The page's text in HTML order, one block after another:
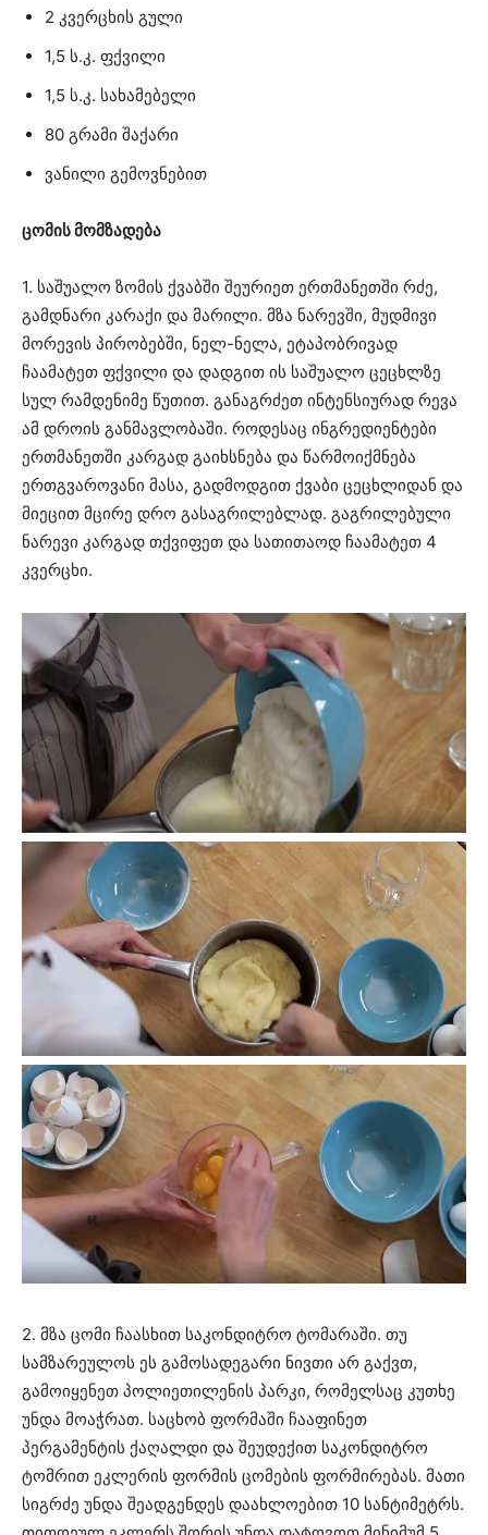
2 კვერცხის გული
1,5 ს.კ. ფქვილი
1,5 ს.კ. სახამებელი
80 გრამი შაქარი
ვანილი გემოვნებით
ცომის მომზადება
1. საშუალო ზომის ქვაბში შეურიეთ ერთმანეთში რძე,
გამდნარი კარაქი და მარილი. მზა ნარევში, მუდმივი
მორევის პირობებში, ნელ-ნელა, ეტაპობრივად
ჩაამატეთ ფქვილი და დადგით ის საშუალო ცეცხლზე
სულ რამდენიმე წუთით. განაგრძეთ ინტენსიურად რევა
ამ დროის განმავლობაში. როდესაც ინგრედიენტები
ერთმანეთში კარგად გაიხსნება და წარმოიქმნება
ერთგვაროვანი მასა, გადმოდგით ქვაბი ცეცხლიდან და
მიეცით მცირე დრო გასაგრილებლად. გაგრილებული
ნარევი კარგად თქვიფეთ და სათითაოდ ჩაამატეთ 4
კვერცხი.
2. მზა ცომი ჩაასხით საკონდიტრო ტომარაში. თუ
სამზარეულოს ეს გამოსადეგარი ნივთი არ გაქვთ,
გამოიყენეთ პოლიეთილენის პარკი, რომელსაც კუთხე
უნდა მოაჭრათ. საცხობ ფორმაში ჩააფინეთ
პერგამენტის ქაღალდი და შეუდექით საკონდიტრო
ტომრით ეკლერის ფორმის ცომების ფორმირებას. მათი
სიგრძე უნდა შეადგენდეს დაახლოებით 10 სანტიმეტრს.